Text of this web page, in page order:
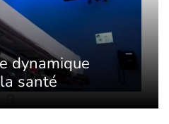
dynamique
santé
9